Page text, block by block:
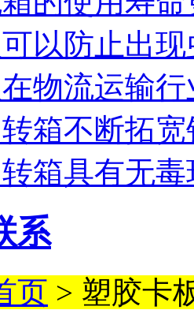
以防止出
物流运输
箱不断拓
箱具有无
系
页 > 塑胶卡